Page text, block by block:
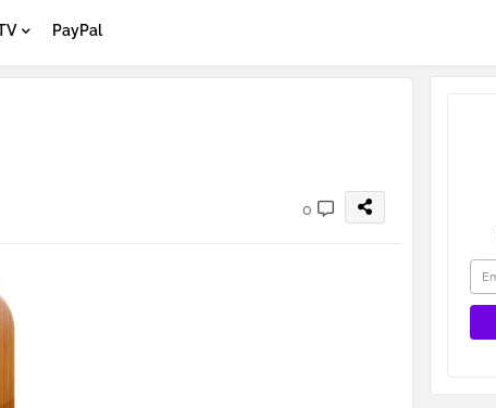
PayPal
0